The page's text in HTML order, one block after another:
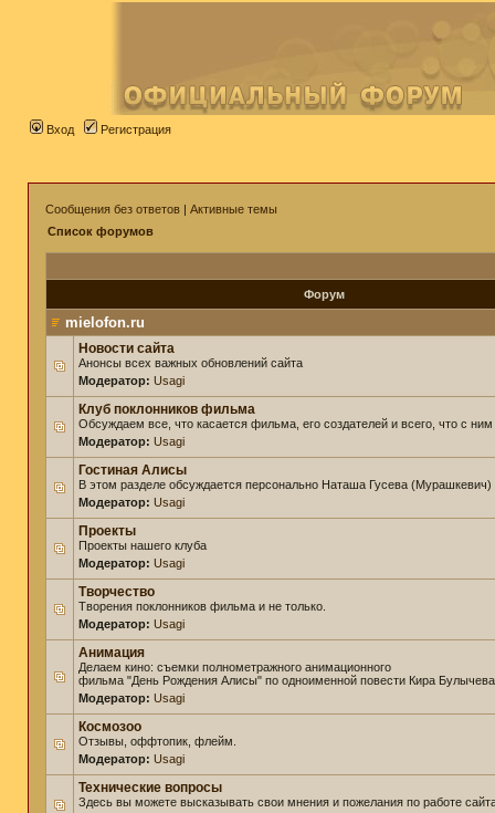
Вход Регистрация
Сообщения без ответов | Активные темы
Список форумов
Форум
mielofon.ru
Новости сайта
Анонсы всех важных обновлений сайта
Модератор: Usagi
Клуб поклонников фильма
Обсуждаем все, что касается фильма, его создателей и всего, что с ним
Модератор: Usagi
Гостиная Алисы
В этом разделе обсуждается персонально Наташа Гусева (Мурашкевич)
Модератор: Usagi
Проекты
Проекты нашего клуба
Модератор: Usagi
Творчество
Творения поклонников фильма и не только.
Модератор: Usagi
Анимация
Делаем кино: съемки полнометражного анимационного
фильма "День Рождения Алисы" по одноименной повести Кира
Модератор: Usagi
Космозоо
Отзывы, оффтопик, флейм.
Модератор: Usagi
Технические вопросы
Здесь вы можете высказывать свои мнения и пожелания по работе